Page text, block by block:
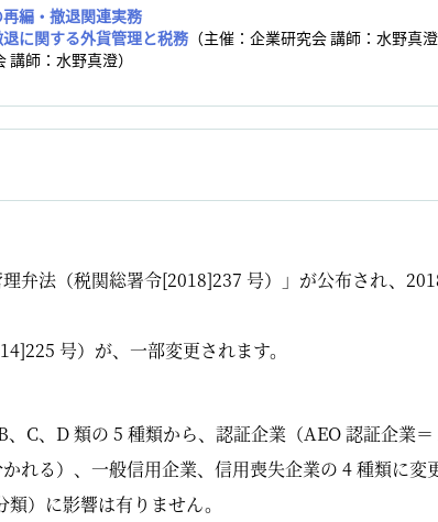
編・撤退関連実務
に関する外貨管理と税務 （主催：企業研究会 講師：水野真澄
講師：水野真澄）
弁法（税関総署令[2018]237 号）」が公布され、
号）が、一部変更されます。
C、D 類の 5 種類から、認証企業（AEO 認証企
れる）、一般信用企業、信用喪失企業の 4 種類に変
）に影響は有りません。